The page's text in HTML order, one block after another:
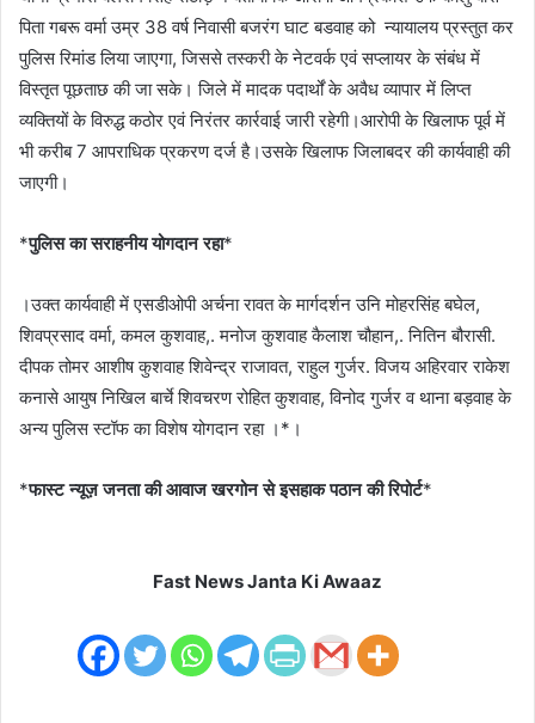
पिता गबरू वर्मा उम्र 38 वर्ष निवासी बजरंग घाट बडवाह को न्यायालय प्रस्तुत कर
पुलिस रिमांड लिया जाएगा, जिससे तस्करी के नेटवर्क एवं सप्लायर के संबंध में
विस्तृत पूछताछ की जा सके। जिले में मादक पदार्थों के अवैध व्यापार में लिप्त
व्यक्तियों के विरुद्ध कठोर एवं निरंतर कार्रवाई जारी रहेगी।आरोपी के खिलाफ पूर्व में
भी करीब 7 आपराधिक प्रकरण दर्ज है।उसके खिलाफ जिलाबदर की कार्यवाही की
जाएगी।
*पुलिस का सराहनीय योगदान रहा*
।उक्त कार्यवाही में एसडीओपी अर्चना रावत के मार्गदर्शन उनि मोहरसिंह बघेल,
शिवप्रसाद वर्मा, कमल कुशवाह,. मनोज कुशवाह कैलाश चौहान,. नितिन बौरासी.
दीपक तोमर आशीष कुशवाह शिवेन्द्र राजावत, राहुल गुर्जर. विजय अहिरवार राकेश
कनासे आयुष निखिल बार्चे शिवचरण रोहित कुशवाह, विनोद गुर्जर व थाना बड़वाह के
अन्य पुलिस स्टॉफ का विशेष योगदान रहा ।*।
*फास्ट न्यूज़ जनता की आवाज खरगोन से इसहाक पठान की रिपोर्ट*
Fast News Janta Ki Awaaz